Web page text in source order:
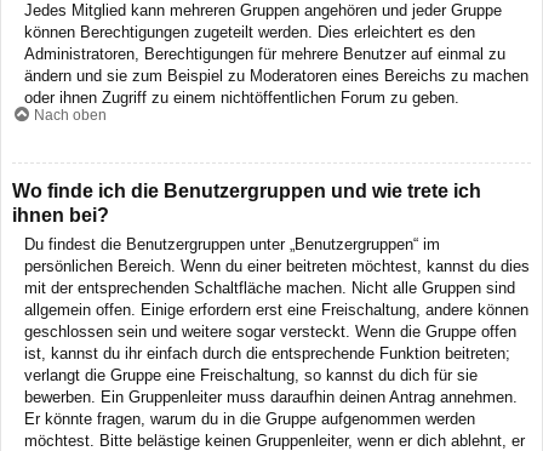
Jedes Mitglied kann mehreren Gruppen angehören und jeder Gruppe
können Berechtigungen zugeteilt werden. Dies erleichtert es den
Administratoren, Berechtigungen für mehrere Benutzer auf einmal zu
ändern und sie zum Beispiel zu Moderatoren eines Bereichs zu machen
oder ihnen Zugriff zu einem nichtöffentlichen Forum zu geben.
Nach oben
Wo finde ich die Benutzergruppen und wie trete ich
ihnen bei?
Du findest die Benutzergruppen unter „Benutzergruppen“ im
persönlichen Bereich. Wenn du einer beitreten möchtest, kannst du dies
mit der entsprechenden Schaltfläche machen. Nicht alle Gruppen sind
allgemein offen. Einige erfordern erst eine Freischaltung, andere können
geschlossen sein und weitere sogar versteckt. Wenn die Gruppe offen
ist, kannst du ihr einfach durch die entsprechende Funktion beitreten;
verlangt die Gruppe eine Freischaltung, so kannst du dich für sie
bewerben. Ein Gruppenleiter muss daraufhin deinen Antrag annehmen.
Er könnte fragen, warum du in die Gruppe aufgenommen werden
möchtest. Bitte belästige keinen Gruppenleiter, wenn er dich ablehnt, er